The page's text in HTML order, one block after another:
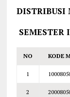
DISTRIBUSI
SEMESTER I
NO KODE
1
2